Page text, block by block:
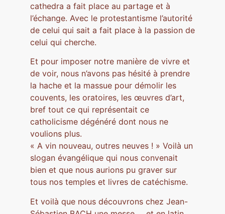
cathedra a fait place au partage et à
l’échange. Avec le protestantisme l’autorité
de celui qui sait a fait place à la passion de
celui qui cherche.
Et pour imposer notre manière de vivre et
de voir, nous n’avons pas hésité à prendre
la hache et la massue pour démolir les
couvents, les oratoires, les œuvres d’art,
bref tout ce qui représentait ce
catholicisme dégénéré dont nous ne
voulions plus.
« A vin nouveau, outres neuves ! » Voilà un
slogan évangélique qui nous convenait
bien et que nous aurions pu graver sur
tous nos temples et livres de catéchisme.
Et voilà que nous découvrons chez Jean-